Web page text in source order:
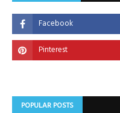
POPULAR POSTS